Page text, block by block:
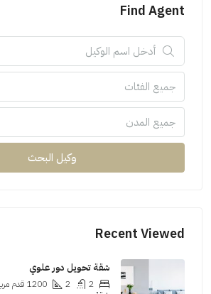
Find Agent
جميع الفئات
جميع المدن
وكيل البحث
Recent Viewed
شقة تحويل دور علوي
1200 قدم مربع